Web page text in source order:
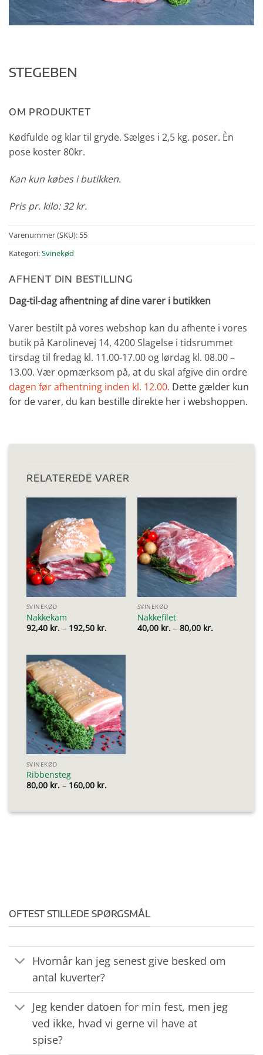
STEGEBEN
OM PRODUKTET
Kødfulde og klar til gryde. Sælges i 2,5 kg. poser. Èn
pose koster 80kr.
Kan kun købes i butikken.
Pris pr. kilo: 32 kr.
Varenummer (SKU): 55
Kategori:Svinekød
AFHENT DIN BESTILLING
Dag-til-dag afhentning af dine varer i butikken
Varer bestilt på vores webshop kan du afhente i vores
butik på Karolinevej 14, 4200 Slagelse i tidsrummet
tirsdag til fredag kl. 11.00-17.00 og lørdag kl. 08.00 –
13.00. Vær opmærksom på, at du skal afgive din ordre
dagen før afhentning inden kl. 12.00. Dette gælder kun
for de varer, du kan bestille direkte her i webshoppen.
RELATEREDE VARER
SVINEKØD
Nakkekam
92,40 kr. – 192,50 kr.Prisinterval:
SVINEKØD
Nakkefilet
40,00 kr. – 80,00 kr.Prisinterval:
SVINEKØD
Ribbensteg
80,00 kr. – 160,00 kr.Prisinterval:
OFTEST STILLEDE SPØRGSMÅL
Hvornår kan jeg senest give besked om
antal kuverter?
Jeg kender datoen for min fest, men jeg
ved ikke, hvad vi gerne vil have at
spise?